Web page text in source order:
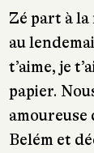
Zé part à
au
t’aime, je
papier.
amoureuse
Belém et